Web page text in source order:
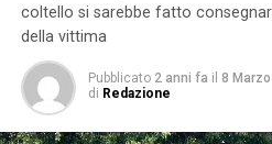
coltello si sarebbe fatto
della vittima
Pubblicato 2 anni fa il 8
di Redazione